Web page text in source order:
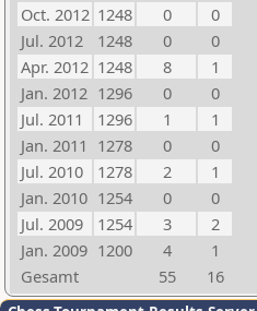
Oct. 2012 1248 0
0
Jul. 2012
1248 0
0
Apr. 2012 1248 8
1
Jan. 2012 1296 0
0
Jul. 2011
1296 1
1
Jan. 2011 1278 0
0
Jul. 2010
1278 2
1
Jan. 2010 1254 0
0
Jul. 2009
1254 3
2
Jan. 2009 1200 4
1
Gesamt
55 16